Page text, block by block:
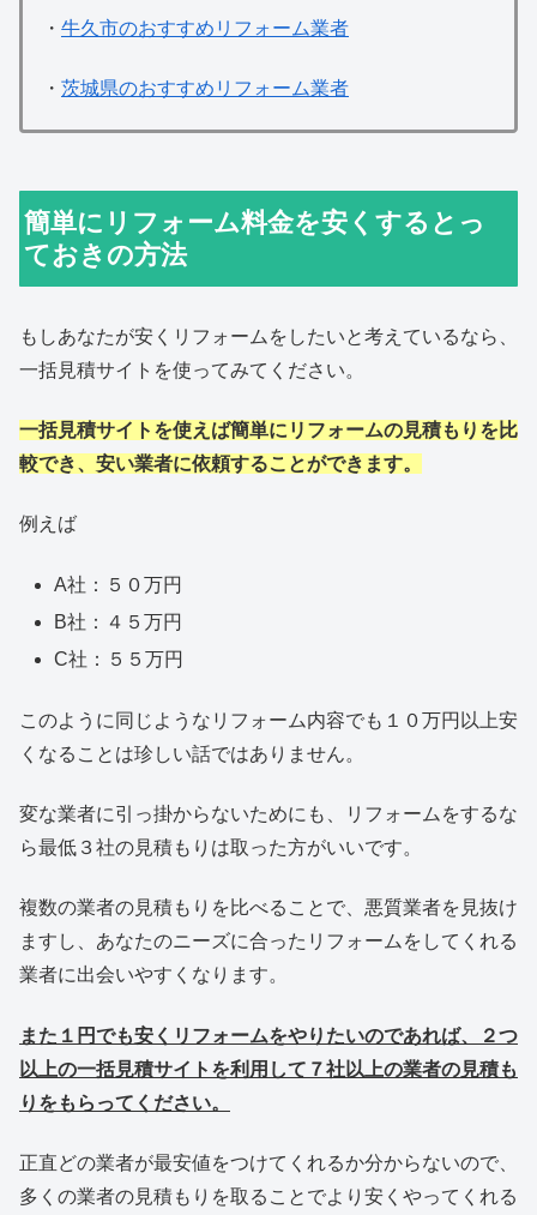
・ 牛久市のおすすめリフォーム業者
・ 茨城県のおすすめリフォーム業者
簡単にリフォーム料金を安くするとっ
ておきの方法
もしあなたが安くリフォームをしたいと考えているなら、
一括見積サイトを使ってみてください。
一括見積サイトを使えば簡単にリフォームの見積もりを比
較でき、安い業者に依頼することができます。
例えば
A社：５０万円
B社：４５万円
C社：５５万円
このように同じようなリフォーム内容でも１０万円以上安
くなることは珍しい話ではありません。
変な業者に引っ掛からないためにも、リフォームをするな
ら最低３社の見積もりは取った方がいいです。
複数の業者の見積もりを比べることで、悪質業者を見抜け
ますし、あなたのニーズに合ったリフォームをしてくれる
業者に出会いやすくなります。
また１円でも安くリフォームをやりたいのであれば、２つ
以上の一括見積サイトを利用して７社以上の業者の見積も
りをもらってください。
正直どの業者が最安値をつけてくれるか分からないので、
多くの業者の見積もりを取ることでより安くやってくれる